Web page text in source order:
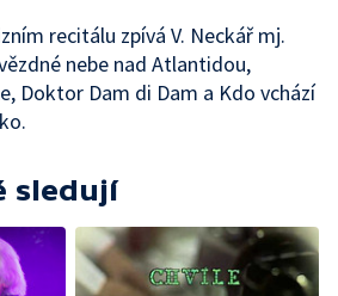
recitálu zpívá V. Neckář mj.
nebe nad Atlantidou,
Doktor Dam di Dam a Kdo vchází
sledují